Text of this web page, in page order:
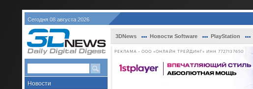
Сегодня 08 августа 2026
Новости
3DNews Новости Software PlayStation
РЕКЛАМА • ООО «ОНЛАЙН ТРЕЙДИНГ» ИНН 7727137650